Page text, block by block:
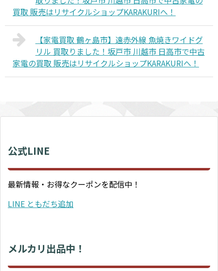
買取 販売はリサイクルショップKARAKURIへ！
【家電買取 鶴ヶ島市】遠赤外線 魚焼きワイドグ
リル 買取りました！坂戸市 川越市 日高市で中古
家電の買取 販売はリサイクルショップKARAKURIへ！
公式LINE
最新情報・お得なクーポンを配信中！
LINE ともだち追加
メルカリ出品中！